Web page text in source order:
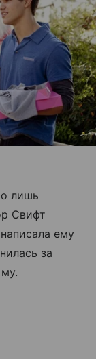
лишь
Свифт
ему
за